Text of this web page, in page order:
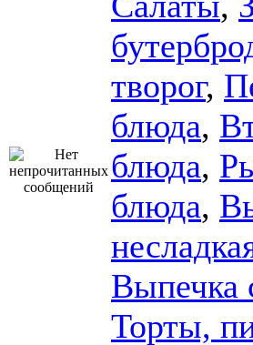
творог,
блюда,
блюда,
блюда,
Выпечка
Торты,